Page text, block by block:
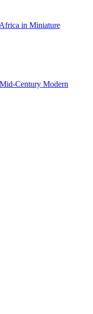
in Miniature
Century Modern